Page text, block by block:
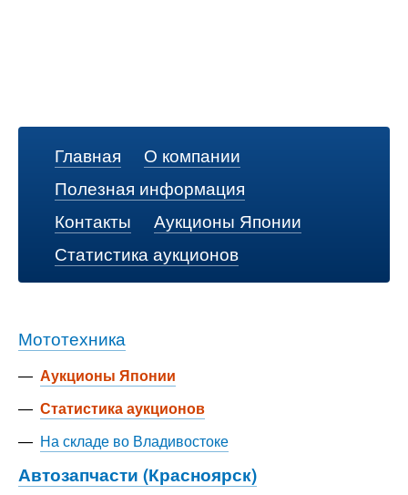
Главная
О компании
Полезная информация
Контакты
Аукционы Японии
Статистика аукционов
Мототехника
— Аукционы Японии
— Статистика аукционов
— На складе во Владивостоке
Автозапчасти (Красноярск)